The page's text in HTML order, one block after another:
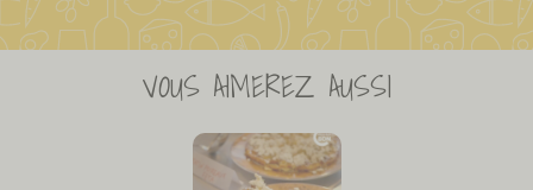
VOUS AIMEREZ AUSSI